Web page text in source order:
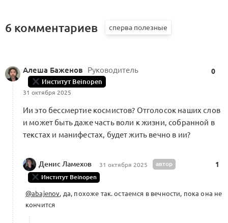
6 комментариев
Алеша Баженов Руководитель
Институт Beinopen
31 октября 2025
0
Ии это бессмертие космистов? Отголосок наших слов
и может быть даже часть воли к жизни, собранной в
текстах и манифестах, будет жить вечно в ии?
Денис Ламехов 31 октября 2025
автор
Институт Beinopen
1
@abajenov, да, похоже так. остаемся в вечности, пока она не
кончится